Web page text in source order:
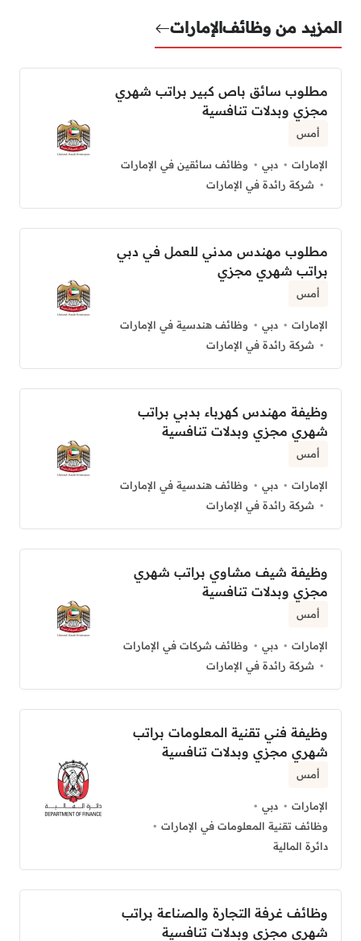
المزيد من وظائفالإمارات
مطلوب سائق باص كبير براتب شهري
مجزي وبدلات تنافسية
أمس
الإمارات دبي
وظائف سائقين في الإمارات
شركة رائدة في الإمارات
مطلوب مهندس مدني للعمل في دبي
براتب شهري مجزي
أمس
الإمارات دبي
وظائف هندسية في الإمارات
شركة رائدة في الإمارات
وظيفة مهندس كهرباء بدبي براتب
شهري مجزي وبدلات تنافسية
أمس
الإمارات دبي
وظائف هندسية في الإمارات
شركة رائدة في الإمارات
وظيفة شيف مشاوي براتب شهري
مجزي وبدلات تنافسية
أمس
الإمارات دبي
وظائف شركات في الإمارات
شركة رائدة في الإمارات
وظيفة فني تقنية المعلومات براتب
شهري مجزي وبدلات تنافسية
أمس
الإمارات
دبي
وظائف تقنية المعلومات في الإمارات
دائرة المالية
وظائف غرفة التجارة والصناعة براتب
شهري مجزي وبدلات تنافسية